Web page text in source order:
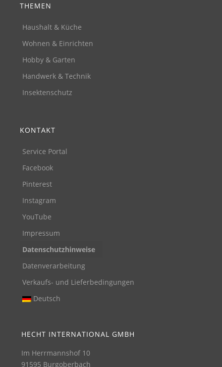
THEMEN
Haushalt & Küche
Wohnen & Einrichten
Hobby & Garten
Handwerk & Technik
Insektenschutz
KONTAKT
Service Portal
Facebook
Pinterest
Instagram
YouTube
Impressum
Datenschutzhinweise
Datenverarbeitung
Verkaufs- und Lieferbedingungen
Deutsch
HECHT INTERNATIONAL GMBH
Im Herrmannshof 10
91595 Burgoberbach